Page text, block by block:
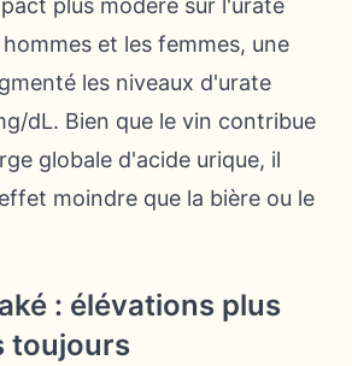
plus modéré sur l'urate
et les femmes, une
les niveaux d'urate
dL. Bien que le vin contribue
globale d'acide urique, il
moindre que la bière ou le
: élévations plus
toujours